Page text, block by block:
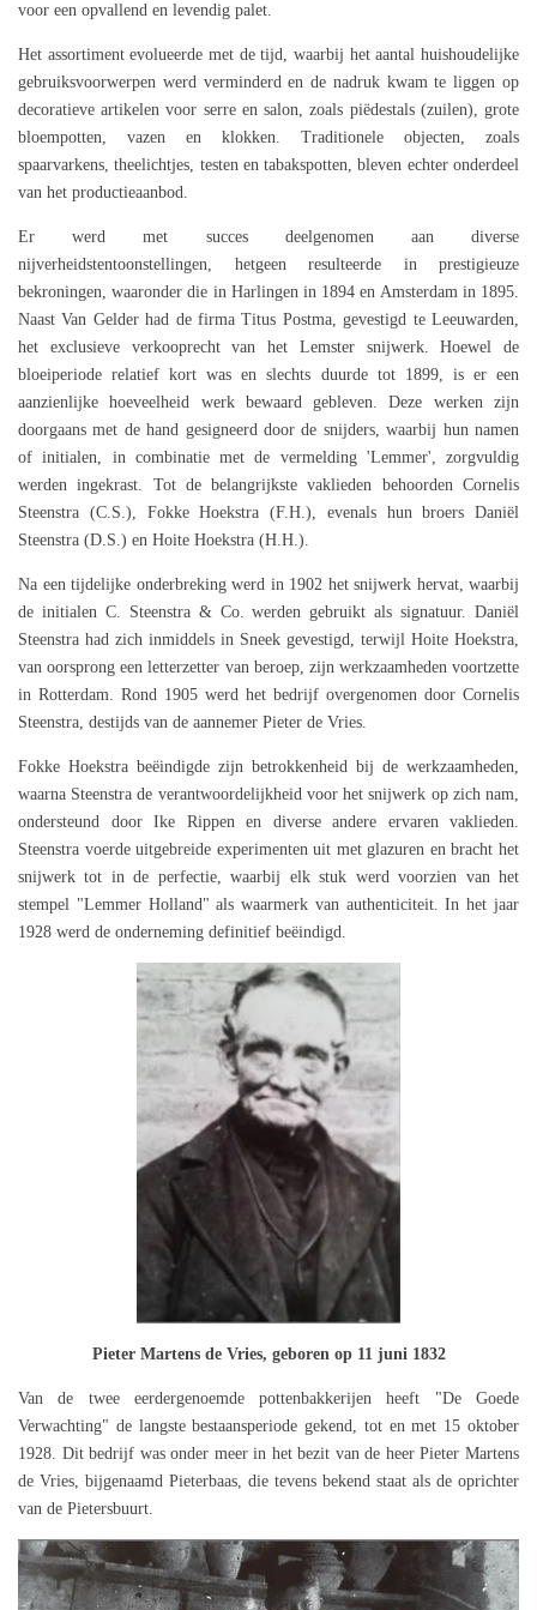
voor een opvallend en levendig palet.
Het assortiment evolueerde met de tijd, waarbij het aantal huishoudelijke
gebruiksvoorwerpen werd verminderd en de nadruk kwam te liggen op
decoratieve artikelen voor serre en salon, zoals piëdestals (zuilen), grote
bloempotten, vazen en klokken. Traditionele objecten, zoals
spaarvarkens, theelichtjes, testen en tabakspotten, bleven echter onderdeel
van het productieaanbod.
Er werd met succes deelgenomen aan diverse
nijverheidstentoonstellingen, hetgeen resulteerde in prestigieuze
bekroningen, waaronder die in Harlingen in 1894 en Amsterdam in 1895.
Naast Van Gelder had de firma Titus Postma, gevestigd te Leeuwarden,
het exclusieve verkooprecht van het Lemster snijwerk. Hoewel de
bloeiperiode relatief kort was en slechts duurde tot 1899, is er een
aanzienlijke hoeveelheid werk bewaard gebleven. Deze werken zijn
doorgaans met de hand gesigneerd door de snijders, waarbij hun namen
of initialen, in combinatie met de vermelding 'Lemmer', zorgvuldig
werden ingekrast. Tot de belangrijkste vaklieden behoorden Cornelis
Steenstra (C.S.), Fokke Hoekstra (F.H.), evenals hun broers Daniël
Steenstra (D.S.) en Hoite Hoekstra (H.H.).
Na een tijdelijke onderbreking werd in 1902 het snijwerk hervat, waarbij
de initialen C. Steenstra & Co. werden gebruikt als signatuur. Daniël
Steenstra had zich inmiddels in Sneek gevestigd, terwijl Hoite Hoekstra,
van oorsprong een letterzetter van beroep, zijn werkzaamheden voortzette
in Rotterdam. Rond 1905 werd het bedrijf overgenomen door Cornelis
Steenstra, destijds van de aannemer Pieter de Vries.
Fokke Hoekstra beëindigde zijn betrokkenheid bij de werkzaamheden,
waarna Steenstra de verantwoordelijkheid voor het snijwerk op zich nam,
ondersteund door Ike Rippen en diverse andere ervaren vaklieden.
Steenstra voerde uitgebreide experimenten uit met glazuren en bracht het
snijwerk tot in de perfectie, waarbij elk stuk werd voorzien van het
stempel "Lemmer Holland" als waarmerk van authenticiteit. In het jaar
1928 werd de onderneming definitief beëindigd.
Pieter Martens de Vries, geboren op 11 juni 1832
Van de twee eerdergenoemde pottenbakkerijen heeft "De Goede
Verwachting" de langste bestaansperiode gekend, tot en met 15 oktober
1928. Dit bedrijf was onder meer in het bezit van de heer Pieter Martens
de Vries, bijgenaamd Pieterbaas, die tevens bekend staat als de oprichter
van de Pietersbuurt.